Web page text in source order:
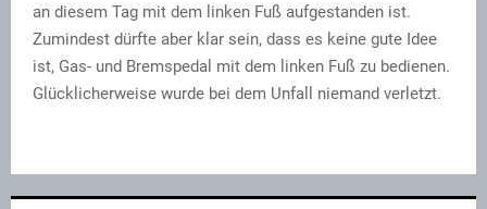
an diesem Tag mit dem linken Fuß aufgestanden ist.
Zumindest dürfte aber klar sein, dass es keine gute Idee
ist, Gas- und Bremspedal mit dem linken Fuß zu bedienen.
Glücklicherweise wurde bei dem Unfall niemand verletzt.